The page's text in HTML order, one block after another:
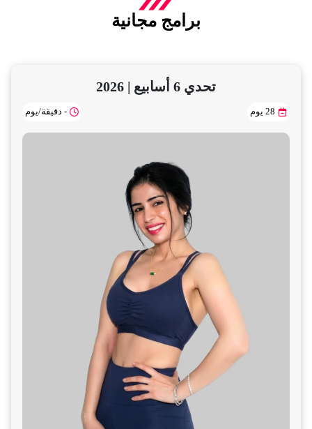
برامج مجانية
تحدي 6 أسابيع | 2026
28 يوم - دقيقة/يوم